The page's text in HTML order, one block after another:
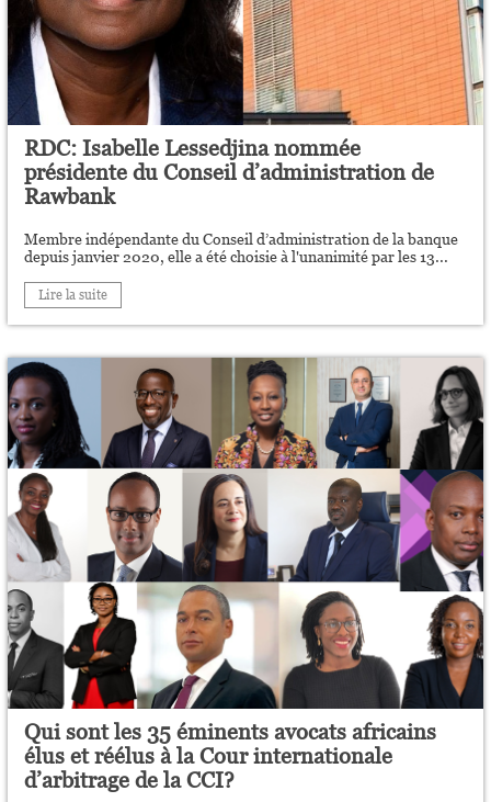
RDC: Isabelle Lessedjina nommée
présidente du Conseil d’administration de
Rawbank
Membre indépendante du Conseil d’administration de la banque
depuis janvier 2020, elle a été choisie à l'unanimité par les 13...
Lire la suite
Qui sont les 35 éminents avocats africains
élus et réélus à la Cour internationale
d’arbitrage de la CCI?